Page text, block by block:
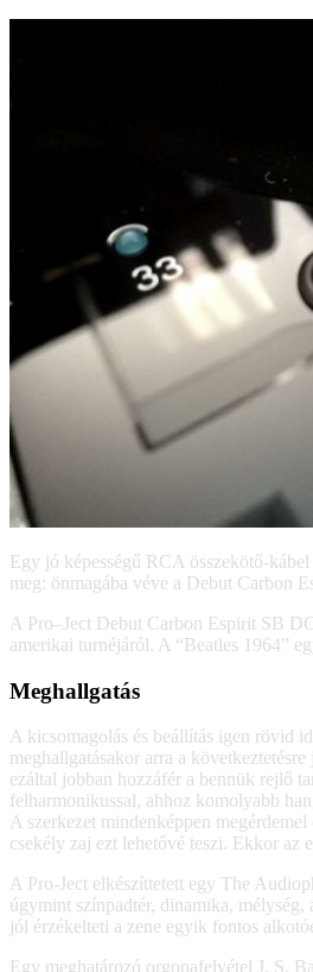
Egy jó képességű RCA összekötő-
meg: önmagába véve a Debut Carbon
A Pro–Ject Debut Carbon Espirit SB
amerikai turnéjáról. A “Beatles 1964”
Meghallgatás
A kicsomagolás és beállítás igen rövid
meghallgatásakor arra a
ezáltal jobban hozzáfér a bennük rejlő
felharmonikussal, ahhoz komolyabb
A szerkezet mindenképpen
csekély zaj ezt lehetővé teszi. Ekkor az
A Pro-Ject elkészíttetett egy The
úgymint színpadtér, dinamika,
jól érzékelteti a zene egyik fontos
Egy meghatározó orgonafelvétel J. S.